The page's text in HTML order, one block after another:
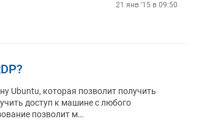
21 янв '15 в 09:50
Ubuntu, которая позволит получить
доступ к машине с любого
позволит м…